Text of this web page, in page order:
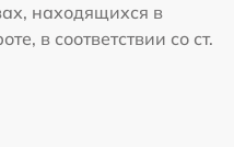
находящихся в
в соответствии со ст.